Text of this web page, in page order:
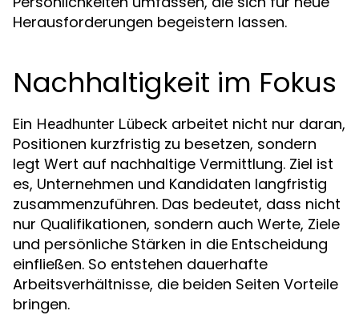
Herausforderungen begeistern lassen.
Nachhaltigkeit im Fokus
Ein Headhunter Lübeck arbeitet nicht nur daran,
Positionen kurzfristig zu besetzen, sondern
legt Wert auf nachhaltige Vermittlung. Ziel ist
es, Unternehmen und Kandidaten langfristig
zusammenzuführen. Das bedeutet, dass nicht
nur Qualifikationen, sondern auch Werte, Ziele
und persönliche Stärken in die Entscheidung
einfließen. So entstehen dauerhafte
Arbeitsverhältnisse, die beiden Seiten Vorteile
bringen.